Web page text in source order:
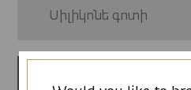
Սիլիկոնե գոտի